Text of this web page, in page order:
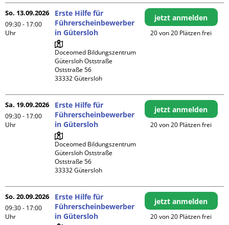
So. 13.09.2026
09:30 - 17:00
Uhr
Erste Hilfe für
Führerscheinbewerber
in Gütersloh
Doceomed Bildungszentrum
Gütersloh Oststraße
Oststraße 56
jetzt anmelden
20 von 20 Plätzen frei
Sa. 19.09.2026
09:30 - 17:00
Uhr
Erste Hilfe für
Führerscheinbewerber
in Gütersloh
Doceomed Bildungszentrum
Gütersloh Oststraße
Oststraße 56
jetzt anmelden
20 von 20 Plätzen frei
So. 20.09.2026
09:30 - 17:00
Uhr
Erste Hilfe für
Führerscheinbewerber
in Gütersloh
jetzt anmelden
20 von 20 Plätzen frei